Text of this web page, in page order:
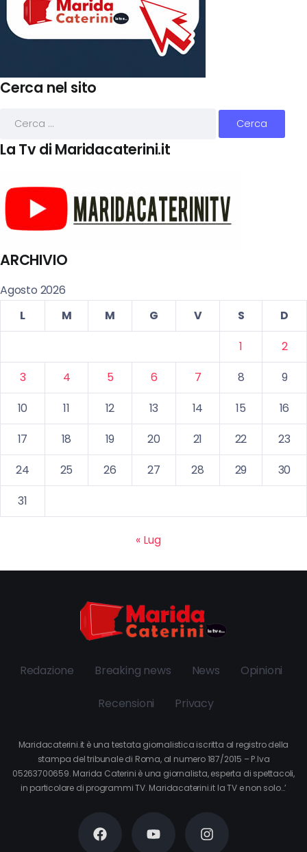
Cerca nel sito
La Tv di Maridacaterini.it
ARCHIVIO
Agosto 2026
L
M M G V S
D
1
2
3
4 5 6 7 8
9
10
11 12 13 14 15
16
17
18 19 20 21 22
23
24
25 26 27 28 29
30
31
« Lug
Redazione Breaking news News Opinioni
Recensioni Privacy
Maridacaterini.it è una testata giornalistica iscritta al registro della
stampa del tribunale di Roma, al numero 187/2015 – P.Iva
05263700659. Marida Caterini è una giornalista, esperta di spettacoli,
in particolare di programmi TV. Maridacaterini.it la TV e non solo…’